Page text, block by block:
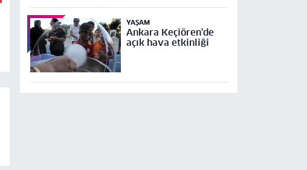
YAŞAM
Ankara Keçiören'de
açık hava etkinliği